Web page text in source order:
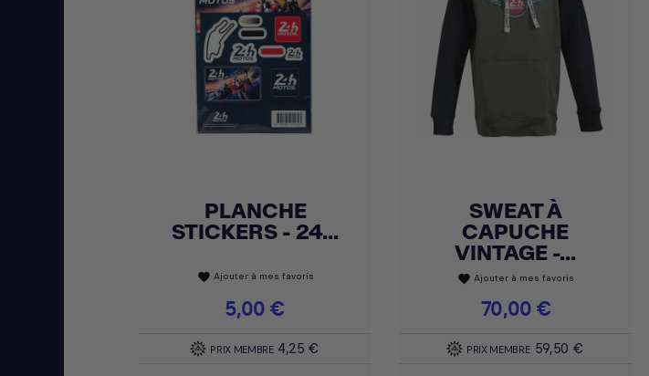
Achat express
PLANCHE
STICKERS - 24...
favorite Ajouter à mes favoris
Prix
5,00 €
PRIX MEMBRE 4,25 €
Achat express
SWEAT À
CAPUCHE
VINTAGE -...
favorite Ajouter à mes favoris
Prix
70,00 €
PRIX MEMBRE 59,50 €